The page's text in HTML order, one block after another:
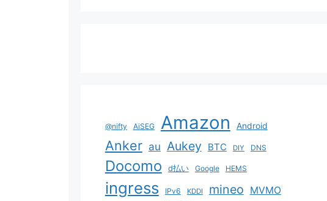
@nifty AiSEG Amazon Android
Anker au Aukey BTC DIY DNS
Docomo d払い Google HEMS
ingress IPv6 KDDI mineo MVMO